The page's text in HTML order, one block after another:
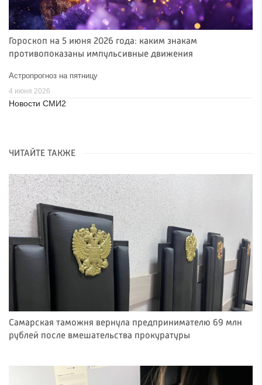
Гороскоп на 5 июня 2026 года: каким знакам
противопоказаны импульсивные движения
Астропрогноз на пятницу
4 июня 2026
Новости СМИ2
ЧИТАЙТЕ ТАКЖЕ
Самарская таможня вернула предпринимателю 69 млн
рублей после вмешательства прокуратуры